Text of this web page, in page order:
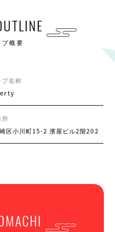
プ概要
プ名称
所
区小川町15-2 濱屋ビル2階202